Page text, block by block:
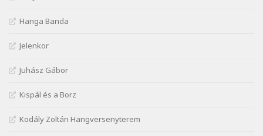
József Attila: Hajad az ujjamé
József Attila: Jaj, majdnem
Szélkiáltó
Szélkiáltó
Hanga Banda
Jelenkor
Juhász Gábor
Kispál és a Borz
Kodály Zoltán Hangversenyterem